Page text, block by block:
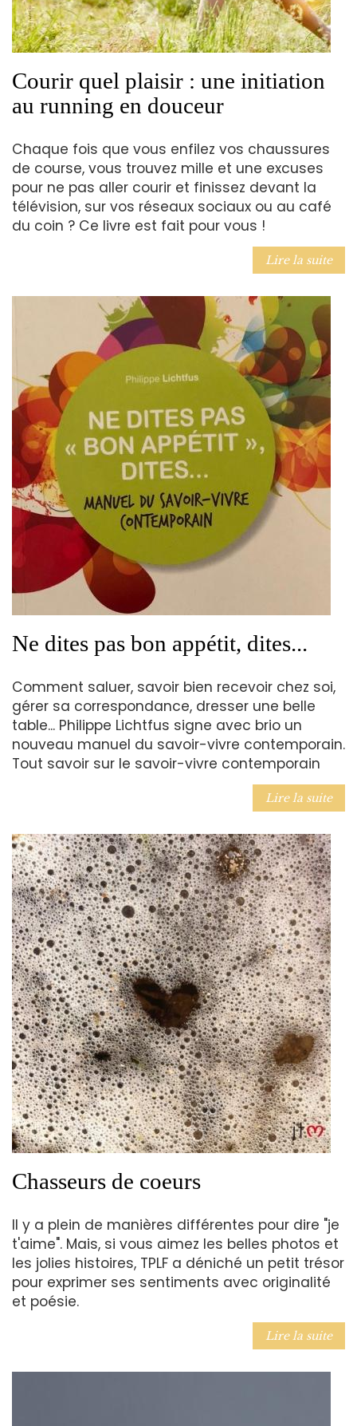
Courir quel plaisir : une initiation
au running en douceur
Chaque fois que vous enfilez vos chaussures
de course, vous trouvez mille et une excuses
pour ne pas aller courir et finissez devant la
télévision, sur vos réseaux sociaux ou au café
du coin ? Ce livre est fait pour vous !
Lire la suite
Ne dites pas bon appétit, dites...
Comment saluer, savoir bien recevoir chez soi,
gérer sa correspondance, dresser une belle
table... Philippe Lichtfus signe avec brio un
nouveau manuel du savoir-vivre contemporain.
Tout savoir sur le savoir-vivre contemporain
Lire la suite
Chasseurs de coeurs
Il y a plein de manières différentes pour dire "je
t'aime". Mais, si vous aimez les belles photos et
les jolies histoires, TPLF a déniché un petit trésor
pour exprimer ses sentiments avec originalité
et poésie.
Lire la suite